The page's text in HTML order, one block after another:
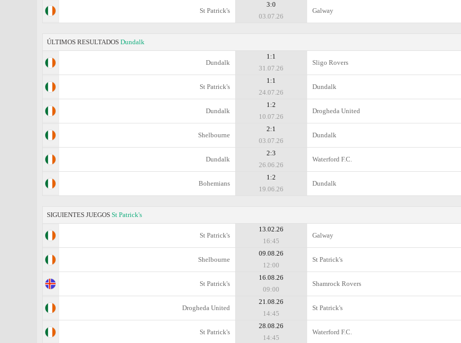
St Patrick's
3:0
03.07.26
Galway
ÚLTIMOS RESULTADOS Dundalk
Dundalk
1:1
31.07.26
Sligo Rovers
St Patrick's
1:1
24.07.26
Dundalk
Dundalk
1:2
10.07.26
Drogheda United
Shelbourne
2:1
03.07.26
Dundalk
Dundalk
2:3
26.06.26
Waterford F.C.
Bohemians
1:2
19.06.26
Dundalk
SIGUIENTES JUEGOS St Patrick's
St Patrick's
13.02.26
16:45
Galway
Shelbourne
09.08.26
12:00
St Patrick's
St Patrick's
16.08.26
09:00
Shamrock Rovers
Drogheda United
21.08.26
14:45
St Patrick's
St Patrick's
28.08.26
14:45
Waterford F.C.